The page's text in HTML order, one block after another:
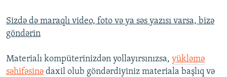
ARAŞDIRMA
RADIO ARXIV
Sizdə də maraqlı video, foto və ya səs yazısı varsa, bizə
göndərin
Materialı kompüterinizdən yollayırsınızsa, yükləmə
səhifəsinə daxil olub göndərdiyiniz materiala başlıq və